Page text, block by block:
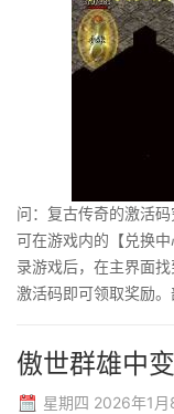
问：复古传奇的激活
可在游戏内的【兑换
录游戏后，在主界面
激活码即可领取奖励
傲世群雄中
星期四 2026年1月